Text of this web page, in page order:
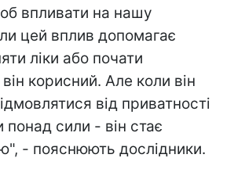
впливати на нашу
цей вплив допомагає
ліки або почати
корисний. Але коли він
від приватності
сили - він стає
- пояснюють дослідники.